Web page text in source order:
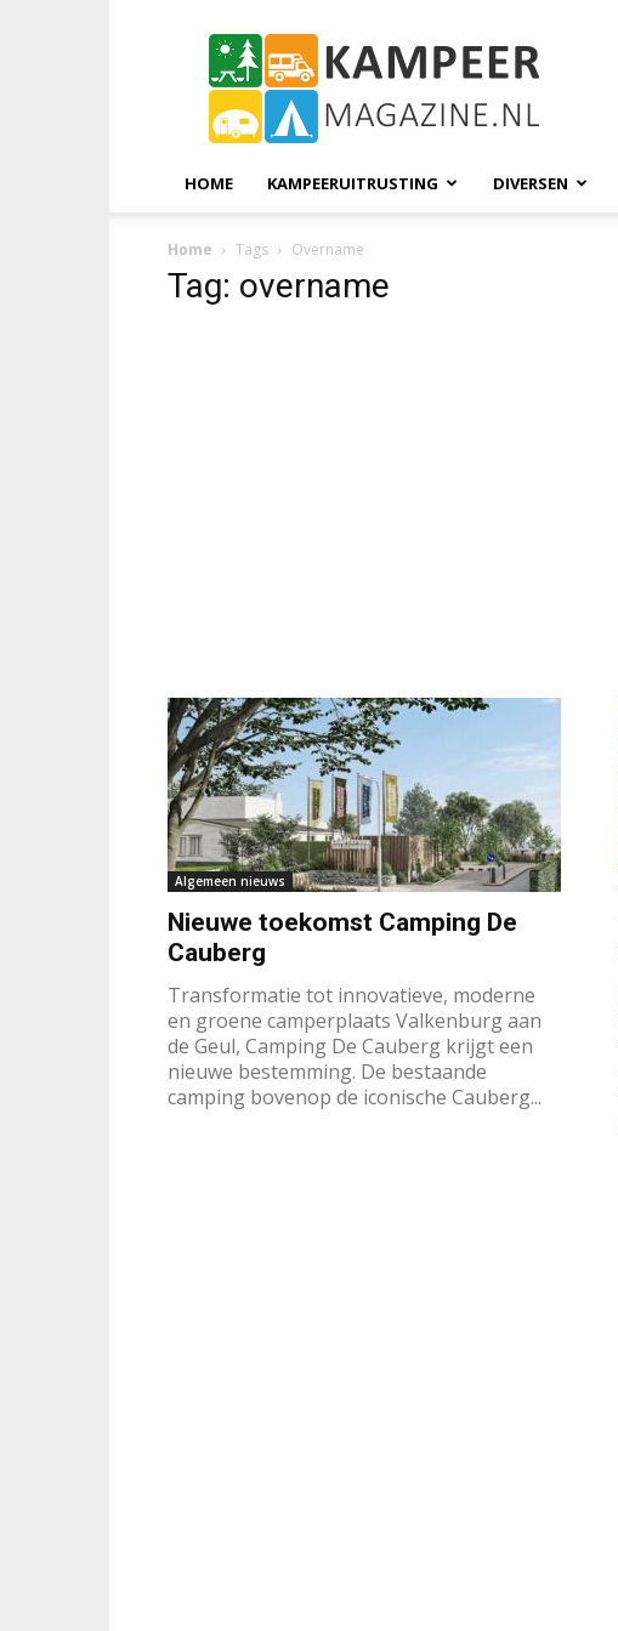
KampeerMagazine
HOME KAMPEERUITRUSTING DIVERSEN
Home Tags Overname
Tag: overname
Algemeen nieuws
Nieuwe toekomst Camping De
Cauberg
Transformatie tot innovatieve, moderne
en groene camperplaats Valkenburg aan
de Geul, Camping De Cauberg krijgt een
nieuwe bestemming. De bestaande
camping bovenop de iconische Cauberg...